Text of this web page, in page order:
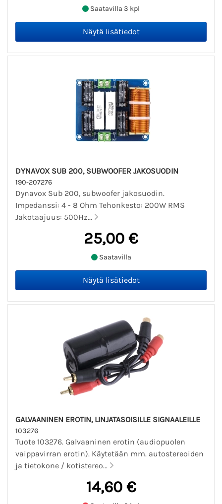
Saatavilla 3 kpl
DYNAVOX SUB 200, SUBWOOFER JAKOSUODIN
190-207276
Dynavox Sub 200, subwoofer jakosuodin.
Impedanssi: 4 - 8 Ohm Tehonkesto: 200W RMS
Jakotaajuus: 500Hz...
25,00 €
Saatavilla
GALVAANINEN EROTIN, LINJATASOISILLE SIGNAALEILLE
103276
Tuote 103276. Galvaaninen erotin (audiopuolen
vaippavirran erotin). Käytetään mm. autostereoiden
ja tietokone / kotistereo...
14,60 €